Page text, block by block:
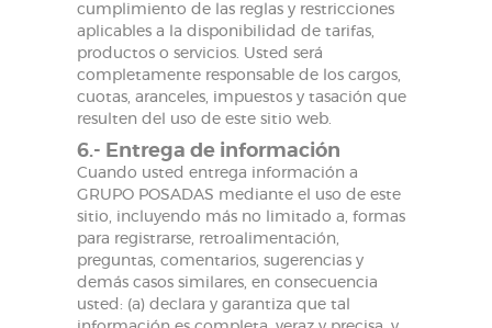
cumplimiento de las reglas y restricciones
aplicables a la disponibilidad de tarifas,
productos o servicios. Usted será
completamente responsable de los cargos,
cuotas, aranceles, impuestos y tasación que
resulten del uso de este sitio web.
6.- Entrega de información
Cuando usted entrega información a
GRUPO POSADAS mediante el uso de este
sitio, incluyendo más no limitado a, formas
para registrarse, retroalimentación,
preguntas, comentarios, sugerencias y
demás casos similares, en consecuencia
usted: (a) declara y garantiza que tal